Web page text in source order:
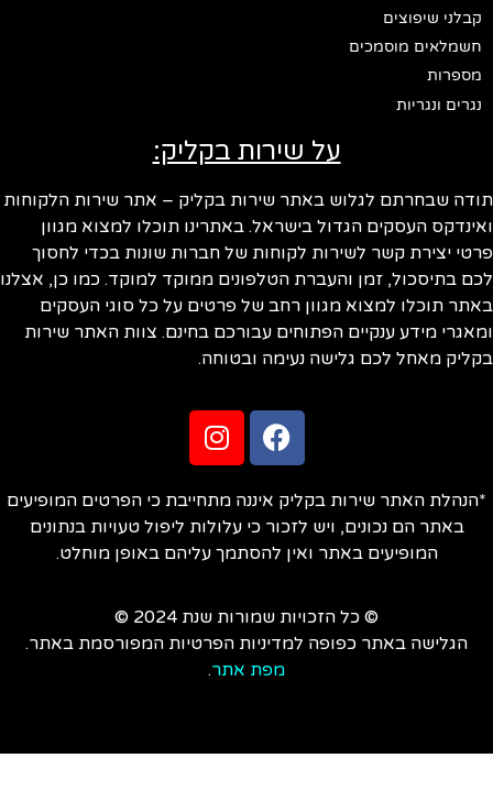
קבלני שיפוצים
חשמלאים מוסמכים
מספרות
נגרים ונגריות
על שירות בקליק:
שבחרתם לגלוש באתר שירות בקליק – אתר שירות הלקוחות
העסקים הגדול בישראל. באתרינו תוכלו למצוא מגוון
יצירת קשר לשירות לקוחות של חברות שונות בכדי לחסוך
בתיסכול, זמן והעברת הטלפונים ממוקד למוקד. כמו כן, אצלנו
תוכלו למצוא מגוון רחב של פרטים על כל סוגי העסקים
מידע ענקיים הפתוחים עבורכם בחינם. צוות האתר שירות
מאחל לכם גלישה נעימה ובטוחה.
האתר שירות בקליק איננה מתחייבת כי הפרטים המופיעים
באתר הם נכונים, ויש לזכור כי עלולות ליפול טעויות בנתונים
המופיעים באתר ואין להסתמך עליהם באופן מוחלט.
© כל הזכויות שמורות שנת 2024 ©
הגלישה באתר כפופה למדיניות הפרטיות המפורסמת באתר.
מפת אתר.